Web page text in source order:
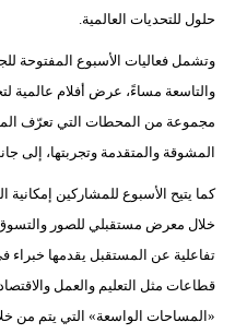
حلول للتحديات العالمية.
وتشمل فعاليات الأسبوع المفتوحة
مجموعة من المحطات التي تعرّف
المشوقة والمتقدمة وتجربتها، إلى
كما يتيح الأسبوع للمشاركين
خلال معرض مستقبلي للصور
تفاعلية عن المستقبل يقدمها
قطاعات مثل التعليم والعمل
«المساحات الواسعة» التي يتم من